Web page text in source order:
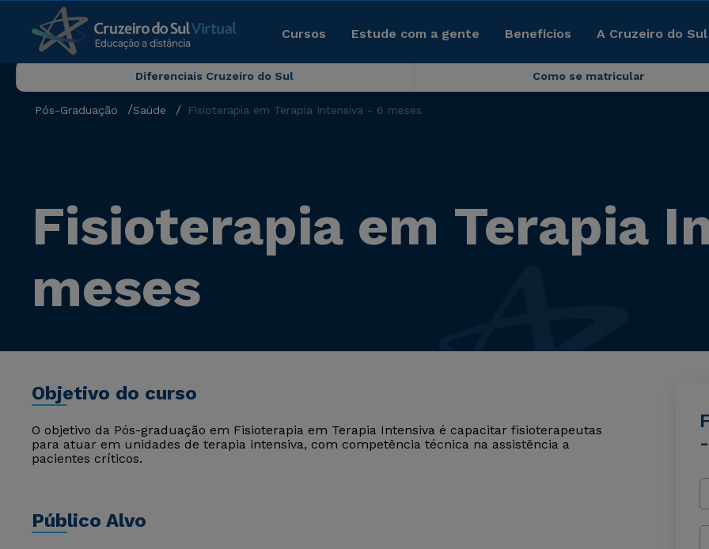
Cursos Estude com a gente Benefícios A Cruzeiro do
Diferenciais Cruzeiro do Sul Como se matricular
Pós-Graduação Saúde Fisioterapia em Terapia Intensiva - 6 meses
Fisioterapia em Terapia
meses
Objetivo do curso
O objetivo da Pós-graduação em Fisioterapia em Terapia Intensiva é capacitar fisioterapeutas
para atuar em unidades de terapia intensiva, com competência técnica na assistência a
pacientes críticos.
Público Alvo